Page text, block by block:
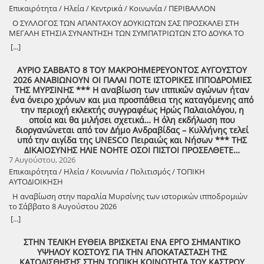
προσφέρει σε κατοίκους και επισκέπτες μια όμορφη καλοκαιρινή
έξοδο. Ο Δήμος Ζαχάρως συνεχίζει να επενδύει στον πολιτισμό και να
δημιουργεί αφορμές για συνάντηση, ψυχαγωγία και συμμετοχή.
Δευτέρα 10 Αυγούστου | 21:30 Προαύλιο Γυμνασίου Ζαχάρως
Επικαιρότητα / Ηλεία / Κεντρικά / Κοινωνία / ΠΕΡΙΒΑΛΛΟΝ
Ο ΣΥΛΛΟΓΟΣ ΤΩΝ ΑΠΑΝΤΑΧΟΥ ΔΟΥΚΙΩΤΩΝ ΣΑΣ ΠΡΟΣΚΑΛΕΙ ΣΤΗ
ΜΕΓΑΛΗ ΕΤΗΣΙΑ ΣΥΝΑΝΤΗΣΗ ΤΩΝ ΣΥΜΠΑΤΡΙΩΤΩΝ ΣΤΟ ΔΟΥΚΑ ΤΟ
ΑΘΑΝΑΤΟ! Μεγάλη η χαρά η δική μας για το ριζιμιό μας και για
τον επαναστάτη πρόγονό μας που πολέμησε με το σπαθί στο χέρι
κανόνια του αγώνα! ΦΩΤΟΓΡΑΦΙΕΣ ΚΑΙ ΠΡΟΣΚΛΗΣΗ ΓΙΑ ΤΟ
ΣΥΝΑΠΑΝΤΗΜΑ (Πατήστε πάνω στο σύνδεσμο για να ανοίξει το
αρχείο) Ο Σύλλογος των απανταχού Δουκιωτών σάς προσκαλεί στην
εκδήλωση που θα πραγματοποιηθεί στο χωριό μας, το ΔΟΥΚΑ, σε
συνδιοργάνωση με τον Δήμο Αρχαίας Ολυμπίας, στις 13 Αυγούστου,
ημέρα Πέμπτη και ώρα 8:30 μ.μ., στην πλατεία του χωριού με θέμα:
«Άυλη πολιτιστική κληρονομιά: Eκφράσεις, Δράσεις Διαφύλαξης και
Προοπτικές στην Ηλεία» Oμιλητές: – Διομήδης Τόλιος, Διεύθυνση
Νεότερης Πολιτιστικής Κληρονομιάς ΥΠΠΟ-Σύλλογος Διβριωτών
Αθήνας – Γωγώ Κανελλοπούλου, εκπαιδευτικός – Νίκος
Σιάκκουλης, Πρόεδρος eco action Νεμούτας Θα ακολουθήσoυν
χοροί της Ηλείας από το Λύκειο Ελληνίδων Πύργου Η είσοδος για
την πολιτιστική εκδήλωση είναι ελεύθερη. Μετά το πέρας της
εκδήλωσης, σας προσκαλούμε να διασκεδάσουμε όλοι μαζί με
ζωντανή παραδοσιακή μουσική από τη μουσική ομάδα του
Λύσανδρου Παναγόπουλου, σε μια βραδιά γεμάτη κέφι, χορό και
συμμετοχής στο γλέντι: 10 ευρώ ανά άτομο.
[...]
ΑΥΡΙΟ ΣΑΒΒΑΤΟ 8 ΤΟΥ ΜΑΚΡΟΗΜΕΡΕΥΟΝΤΟΣ ΑΥΓΟΥΣΤΟΥ
2026 ΑΝΑΒΙΩΝΟΥΝ ΟΙ ΠΑΛΑΙ ΠΟΤΕ ΙΣΤΟΡΙΚΕΣ ΙΠΠΟΔΡΟΜΙΕΣ
ΤΗΣ ΜΥΡΣΙΝΗΣ *** Η αναβίωση των ιππικών αγώνων ήταν
ένα όνειρο χρόνων και μια προσπάθεια της καταγόμενης από
την περιοχή εκλεκτής συγγραφέως Ηρώς Παλαιολόγου, η
οποία και θα μιλήσει σχετικά… Η όλη εκδήλωση που
διοργανώνεται από τον Δήμο Ανδραβίδας – Κυλλήνης τελεί
υπό την αιγίδα της UNESCO Πειραιώς και Νήσων *** ΤΗΣ
ΔΙΚΑΙΟΣΥΝΗΣ ΗΛΙΕ ΝΟΗΤΕ ΟΣΟΙ ΠΙΣΤΟΙ ΠΡΟΣΕΛΘΕΤΕ…
7 Αυγούστου, 2026
Επικαιρότητα / Ηλεία / Κοινωνία / Πολιτισμός / ΤΟΠΙΚΗ
ΑΥΤΟΔΙΟΙΚΗΣΗ
Η αναβίωση στην παραλία Μυρσίνης των ιστορικών ιπποδρομιών
το Σάββατο 8 Αυγούστου 2026
[...]
ΣΤΗΝ ΤΕΛΙΚΗ ΕΥΘΕΙΑ ΒΡΙΣΚΕΤΑΙ ΕΝΑ ΕΡΓΟ ΣΗΜΑΝΤΙΚΟ
ΥΨΗΛΟΥ ΚΟΣΤΟΥΣ ΓΙΑ ΤΗΝ ΑΠΟΚΑΤΑΣΤΑΣΗ ΤΗΣ